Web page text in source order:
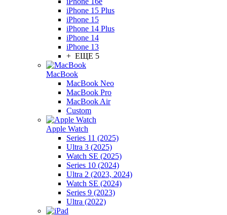
iPhone 15 Plus
iPhone 15
iPhone 14 Plus
iPhone 14
iPhone 13
+ ЕЩЕ 5
MacBook
MacBook Neo
MacBook Pro
MacBook Air
Custom
Apple Watch
Series 11 (2025)
Ultra 3 (2025)
Watch SE (2025)
Series 10 (2024)
Ultra 2 (2023, 2024)
Watch SE (2024)
Series 9 (2023)
Ultra (2022)